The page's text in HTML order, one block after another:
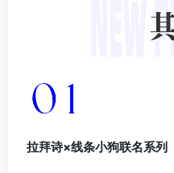
拉拜诗×线条小狗联名系列